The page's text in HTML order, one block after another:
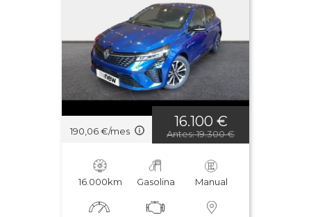
190,06 €/mes
16.100 €
Antes: 19.300 €
16.000km Gasolina Manual